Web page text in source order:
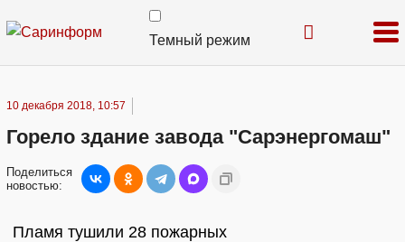
Темный режим
10 декабря 2018, 10:57
Горело здание завода "Сарэнергомаш"
Поделиться
новостью:
Пламя тушили 28 пожарных